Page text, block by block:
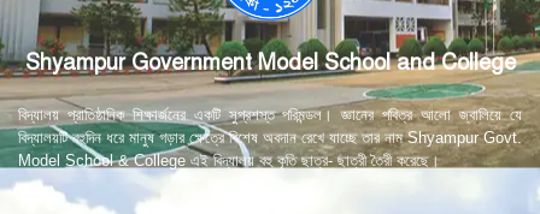
Shyampur Government Model School and College
বিদ্যালয় প্রাতিষ্ঠানিক শিক্ষার্জনের একটি সুপ্রশস্ত পরিমন্ডল। জ্ঞানের পবিত্র আলো জ্বালিয়ে যে
বিদ্যালয়টি বহুদিন ধরে মানুষ গড়ার ক্ষেত্রে বিশেষ অবদান রেখে যাচ্ছে তার নাম Shyampur Govt.
Model School & College এই বিদ্যালয় বহু কৃতি ছাত্র- ছাত্রী তৈরী করেছে।